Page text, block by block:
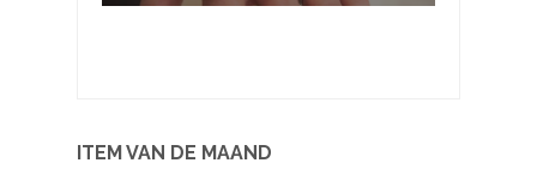
ITEM VAN DE MAAND